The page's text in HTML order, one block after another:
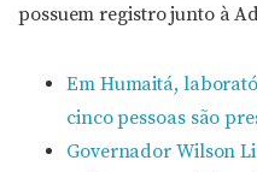
possuem registro junto à
Em Humaitá,
cinco pessoas são
Governador Wilson